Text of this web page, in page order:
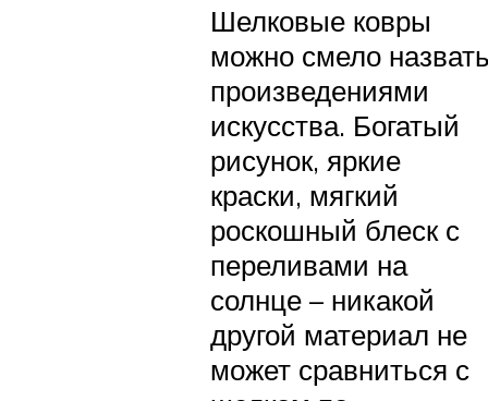
Шелковые ковры
можно смело
произведениями
искусства. Богатый
рисунок, яркие
краски, мягкий
роскошный блеск с
переливами на
солнце – никакой
другой материал не
может сравниться с